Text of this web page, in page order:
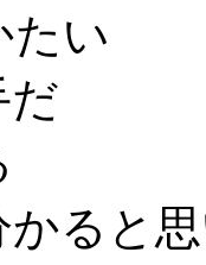
たい
だ
かると